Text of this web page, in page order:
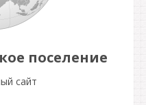
поселение
сайт